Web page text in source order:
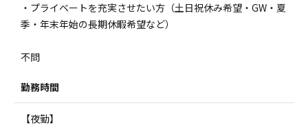
・プライベートを充実させたい方（土日祝休み希望・GW・夏
季・年末年始の長期休暇希望など）
不問
勤務時間
【夜勤】